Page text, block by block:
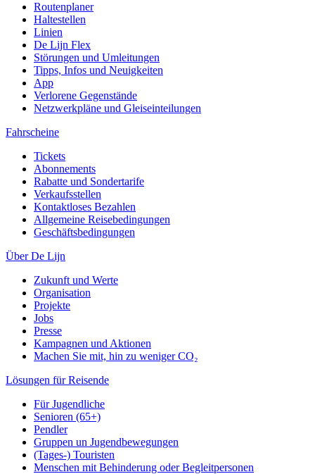
Routenplaner
Haltestellen
Linien
De Lijn Flex
Störungen und Umleitungen
Tipps, Infos und Neuigkeiten
App
Verlorene Gegenstände
Netzwerkpläne und Gleiseinteilungen
Fahrscheine
Tickets
Abonnements
Rabatte und Sondertarife
Verkaufsstellen
Kontaktloses Bezahlen
Allgemeine Reisebedingungen
Geschäftsbedingungen
Über De Lijn
Zukunft und Werte
Organisation
Projekte
Jobs
Presse
Kampagnen und Aktionen
Machen Sie mit, hin zu weniger CO₂
Lösungen für Reisende
Für Jugendliche
Senioren (65+)
Pendler
Gruppen un Jugendbewegungen
(Tages-) Touristen
Menschen mit Behinderung oder Begleitpersonen